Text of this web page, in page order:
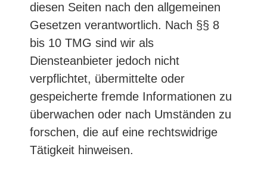
diesen Seiten nach den allgemeinen
Gesetzen verantwortlich. Nach §§ 8
bis 10 TMG sind wir als
Diensteanbieter jedoch nicht
verpflichtet, übermittelte oder
gespeicherte fremde Informationen zu
überwachen oder nach Umständen zu
forschen, die auf eine rechtswidrige
Tätigkeit hinweisen.